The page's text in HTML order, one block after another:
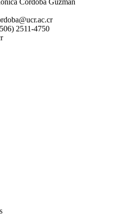
Córdoba Guzmán
2511-4750